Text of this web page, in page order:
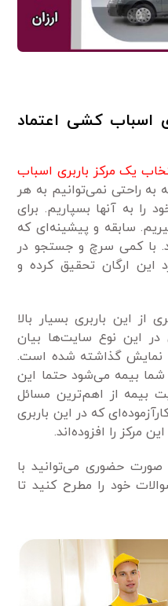
اسباب کشی اعتماد
یک مرکز باربری اسباب
راحتی نمی‌توانیم به هر
را به آنها بسپاریم. برای
سابقه و پیشینه‌ای که
با کمی سرچ و جستجو در
این ارگان تحقیق کرده و
این باربری بسیار بالا
در این نوع سایت‌ها بیان
نمایش گذاشته شده است.
شما بیمه می‌شود حتما این
بیمه از اهم‌ترین مسائل
که در این باربری
مرکز را افزوده‌اند.
حضوری می‌توانید با
خود را مطرح کنید تا